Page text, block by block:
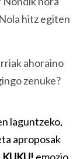
hitz egiten
ahoraino
zenuke?
laguntzeko,
aproposak